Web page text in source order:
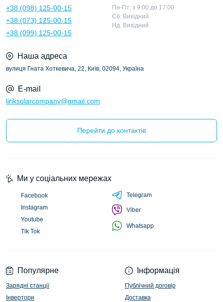
+38 (098) 125-00-15
+38 (073) 125-00-15
+38 (099) 125-00-15
Пн-Пт: з 9:00 до 17:00
Сб: Вихідний
Нд: Вихідний
Наша адреса
вулиця Гната Хоткевича, 22, Київ, 02094, Україна
E-mail
liriksolarcompany@gmail.com
Перейти до контактів
Популярне
Зарядні станції
Інвертори
Інформація
Публічний договір
Доставка
Ми у соціальних мережах
Facebook
Instagram
Youtube
Tik Tok
Telegram
Viber
Whatsapp